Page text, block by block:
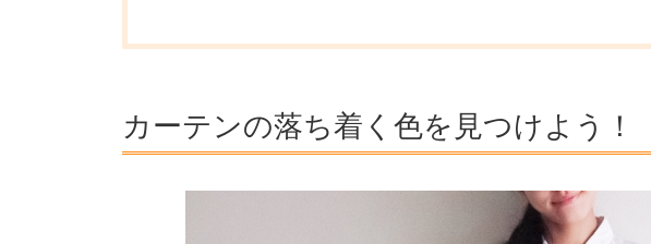
カーテンの落ち着く色を見つけよう！